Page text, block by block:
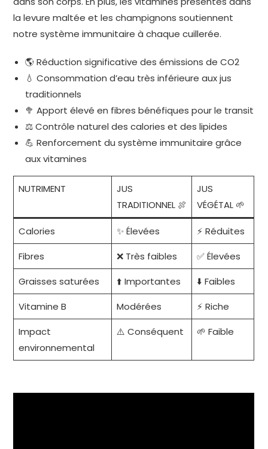
la levure maltée et les champignons soutiennent
notre système immunitaire à chaque cuillerée.
🌎 Réduction significative des émissions de CO2
💧 Consommation d’eau très inférieure aux jus
traditionnels
🥦 Apport élevé en fibres bénéfiques pour le transit
⚖️ Contrôle naturel des calories et des lipides
💪 Renforcement du système immunitaire grâce
aux vitamines
NUTRIMENT
JUS
TRADITIONNEL 🍖
JUS
VÉGÉTAL 🌱
Calories ✨ Élevées
⚡ Réduites
Fibres
❌ Très faibles
✅ Élevées
Graisses saturées
⬆️ Importantes
⬇️ Faibles
Vitamine B
Modérées
⚡ Riche
Impact
environnemental
⚠️ Conséquent 🌱 Faible